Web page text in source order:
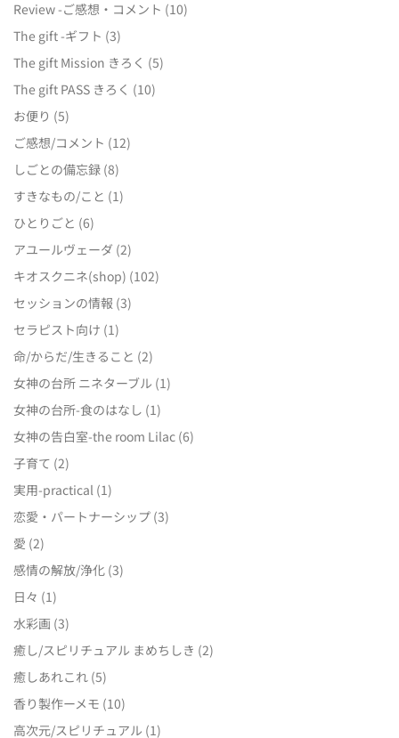
Review -ご感想・コメント (10)
The gift -ギフト (3)
The gift Mission きろく (5)
The gift PASS きろく (10)
お便り (5)
ご感想/コメント (12)
しごとの備忘録 (8)
すきなもの/こと (1)
ひとりごと (6)
アユールヴェーダ (2)
キオスクニネ(shop) (102)
セッションの情報 (3)
セラピスト向け (1)
命/からだ/生きること (2)
女神の台所 ニネターブル (1)
女神の台所-食のはなし (1)
女神の告白室-the room Lilac (6)
子育て (2)
実用-practical (1)
恋愛・パートナーシップ (3)
愛 (2)
感情の解放/浄化 (3)
日々 (1)
水彩画 (3)
癒し/スピリチュアル まめちしき (2)
癒しあれこれ (5)
香り製作ーメモ (10)
高次元/スピリチュアル (1)